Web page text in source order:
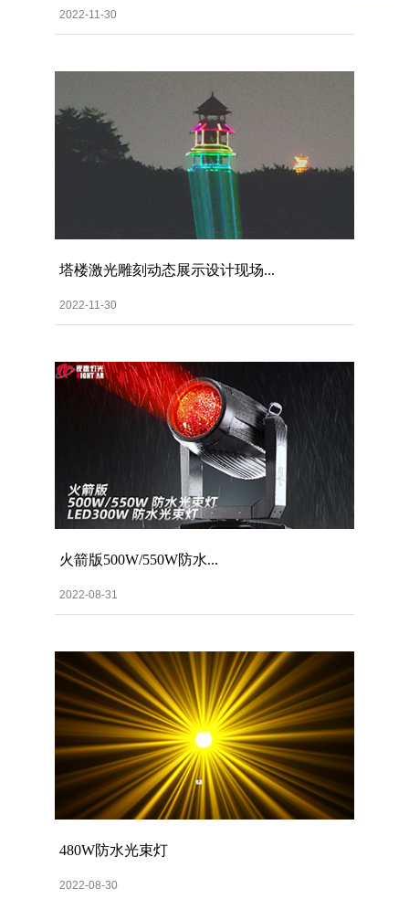
2022-11-30
塔楼激光雕刻动态展示设计现场...
2022-11-30
火箭版500W/550W防水...
2022-08-31
480W防水光束灯
2022-08-30